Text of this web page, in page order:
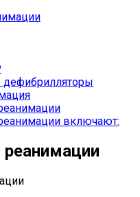
дефибрилляторы
включают: